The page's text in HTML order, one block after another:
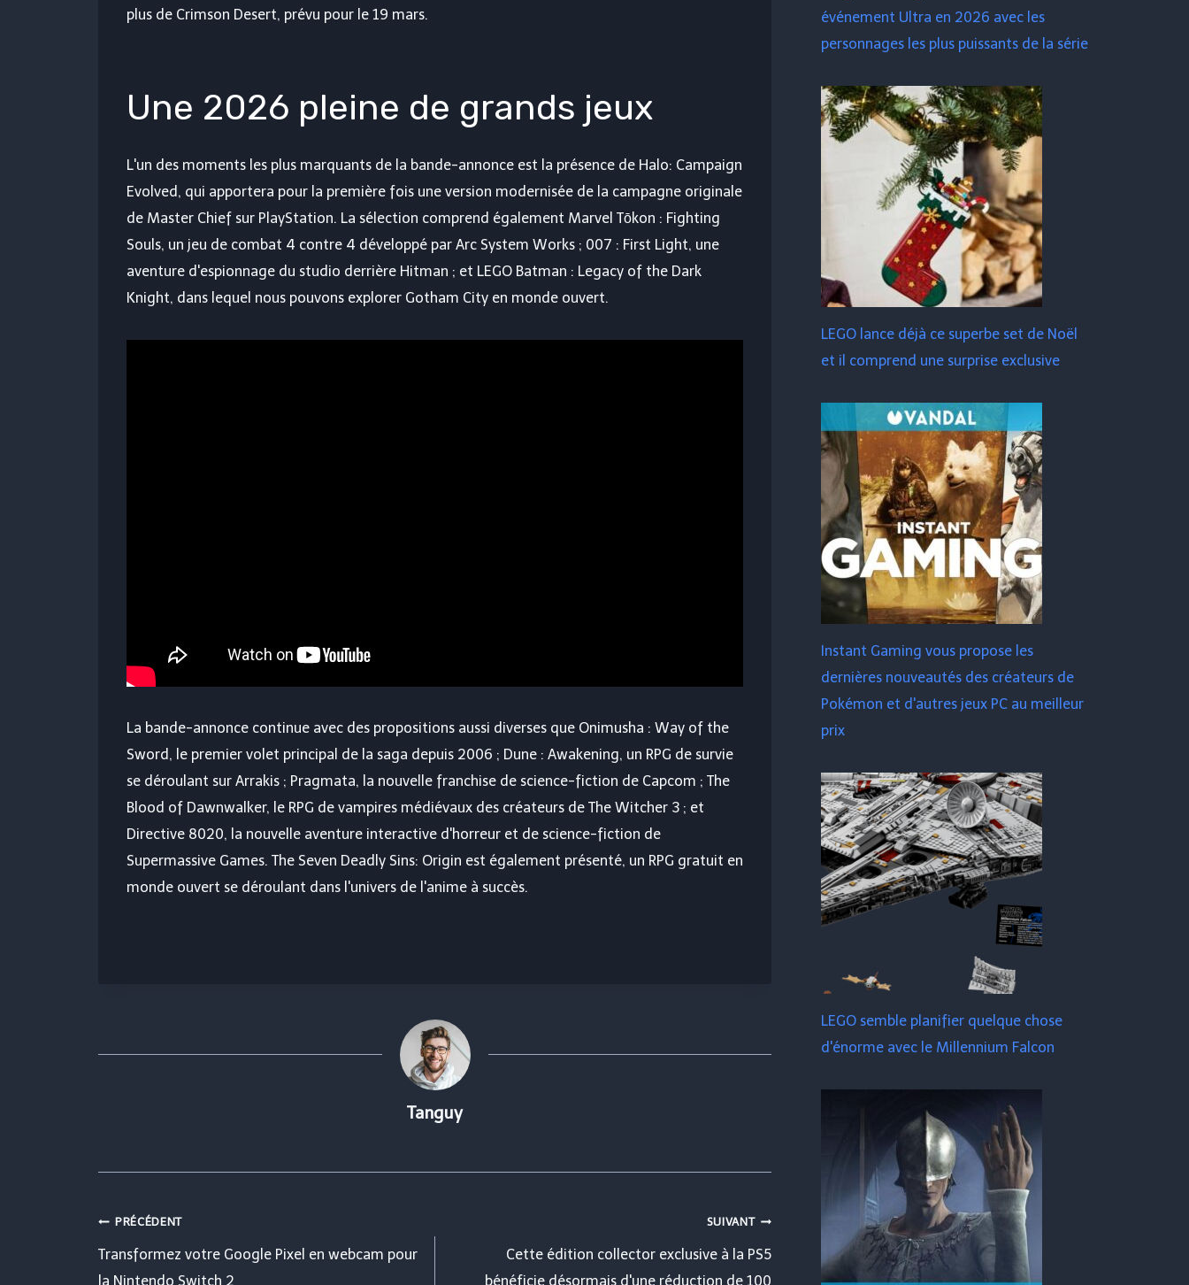
plus de Crimson Desert, prévu pour le 19 mars.
Une 2026 pleine de grands jeux
L'un des moments les plus marquants de la bande-annonce est la présence de Halo: Campaign
Evolved, qui apportera pour la première fois une version modernisée de la campagne originale
de Master Chief sur PlayStation. La sélection comprend également Marvel Tōkon : Fighting
Souls, un jeu de combat 4 contre 4 développé par Arc System Works ; 007 : First Light, une
aventure d'espionnage du studio derrière Hitman ; et LEGO Batman : Legacy of the Dark
Knight, dans lequel nous pouvons explorer Gotham City en monde ouvert.
La bande-annonce continue avec des propositions aussi diverses que Onimusha : Way of the
Sword, le premier volet principal de la saga depuis 2006 ; Dune : Awakening, un RPG de survie
se déroulant sur Arrakis ; Pragmata, la nouvelle franchise de science-fiction de Capcom ; The
Blood of Dawnwalker, le RPG de vampires médiévaux des créateurs de The Witcher 3 ; et
Directive 8020, la nouvelle aventure interactive d'horreur et de science-fiction de
Supermassive Games. The Seven Deadly Sins: Origin est également présenté, un RPG gratuit en
monde ouvert se déroulant dans l'univers de l'anime à succès.
Tanguy
Navigation
PRÉCÉDENT
Transformez votre Google Pixel en webcam pour
la Nintendo Switch 2
SUIVANT
Cette édition collector exclusive à la PS5
bénéficie désormais d'une réduction de 100
événement Ultra en 2026 avec les
personnages les plus puissants de la série
LEGO lance déjà ce superbe set de Noël
et il comprend une surprise exclusive
Instant Gaming vous propose les
dernières nouveautés des créateurs de
Pokémon et d'autres jeux PC au meilleur
prix
LEGO semble planifier quelque chose
d'énorme avec le Millennium Falcon